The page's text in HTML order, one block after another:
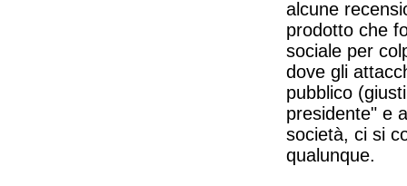
alcune
prodotto che
sociale per
dove gli
pubblico
presidente" e
società, ci si
qualunque.